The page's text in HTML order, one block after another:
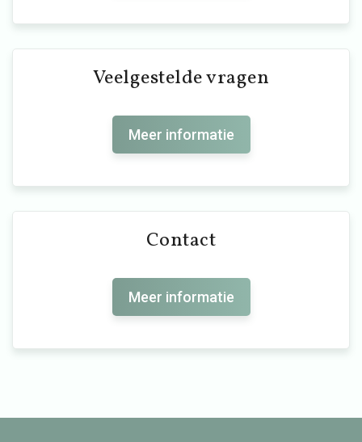
Veelgestelde vragen
Meer informatie
Contact
Meer informatie